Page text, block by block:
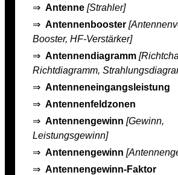
⇒ Antenne [Strahler]
⇒ Antennenbooster
Booster, HF-Verstärker]
⇒ Antennendiagramm
Richtdiagramm,
⇒ Antenneneingangsleistung
⇒ Antennenfeldzonen
⇒ Antennengewinn [Gewinn,
Leistungsgewinn]
⇒ Antennengewinn
⇒ Antennengewinn-Faktor